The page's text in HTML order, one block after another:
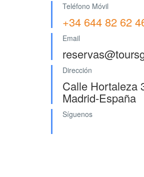
Teléfono Móvil
+34 644 82 62
Email
Dirección
Calle Hortaleza
Madrid-España
Síguenos